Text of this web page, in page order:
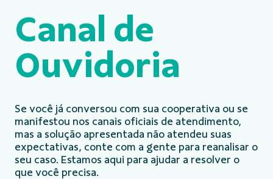
Canal de
Ouvidoria
Se você já conversou com sua cooperativa ou se
manifestou nos canais oficiais de atendimento,
mas a solução apresentada não atendeu suas
expectativas, conte com a gente para reanalisar o
seu caso. Estamos aqui para ajudar a resolver o
que você precisa.